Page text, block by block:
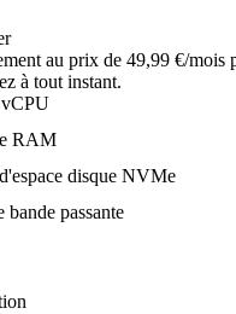
au prix de 49,99 €/mois
à tout instant.
RAM
d'espace disque NVMe
bande passante